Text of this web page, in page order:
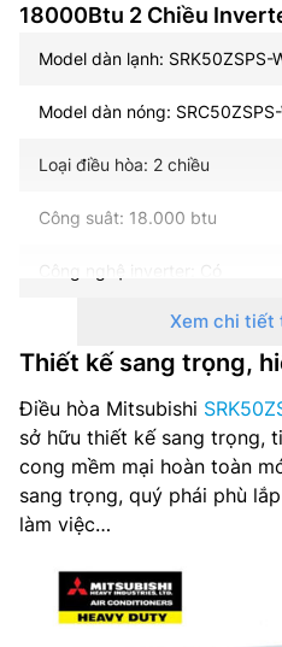
18000Btu 2 Chiều
Model dàn lạnh: SRK50ZSPS-
Model dàn nóng:
Loại điều hòa: 2 chiều
Công suât: 18.000 btu
Công nghệ inverter: Có
Nguồn điện: 1 pha, 220/240V,
Công suất tiêu thụ điện làm
Công suất tiêu thụ điện sưởi
Môi chất lạnh: R32
Kích thước dàn lạnh: 267 x
Trọng lượng dàn lạnh: 7.5 kg
Kích thước dàn nóng:
Xem chi tiết
Thiết kế sang trọng,
Điều hòa Mitsubishi
sở hữu thiết kế sang trọng,
cong mềm mại hoàn toàn
sang trọng, quý phái phù
làm việc…